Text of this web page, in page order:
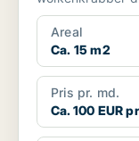
biedt kanto...
Areal
Ca. 15 m2
Pris pr. md.
Ca. 100 EUR